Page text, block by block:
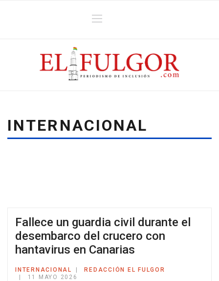
INTERNACIONAL
Fallece un guardia civil durante el
desembarco del crucero con
hantavirus en Canarias
INTERNACIONAL
REDACCIÓN EL FULGOR
11 MAYO 2026